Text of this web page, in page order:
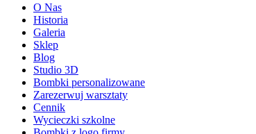
O Nas
Historia
Galeria
Sklep
Blog
Studio 3D
Bombki personalizowane
Zarezerwuj warsztaty
Cennik
Wycieczki szkolne